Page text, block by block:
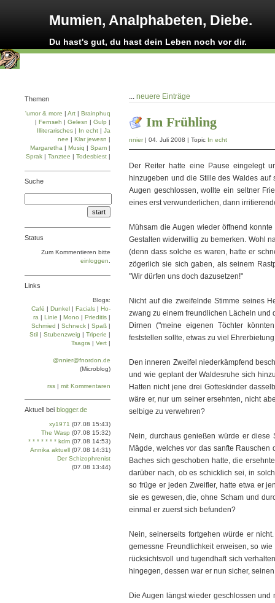
Mumien, Analphabeten, Diebe.
Du hast's gut, du hast dein Leben noch vor dir.
... neuere Einträge
Im Frühling
nnier| 04. Juli 2008 | Topic In echt
Der Reiter hatte eine Pause eingelegt
hinzugeben und die Stille des Waldes
Augen geschlossen, wollte ein seltner
eines erst verwunderlichen, dann
Mühsam die Augen wieder öffnend
Gestalten widerwillig zu bemerken. Wohl
(denn dass solche es waren, hatte er
zögerlich sie sich gaben, als seinem
"Wir dürfen uns doch dazusetzen!"
Nicht auf die zweifelnde Stimme seines
zwang zu einem freundlichen Lächeln und
Dirnen ("meine eigenen Töchter
feststellen sollte, etwas zu viel
Den inneren Zweifel niederkämpfend
und wie geplant der Waldesruhe sich
Hatten nicht jene drei Gotteskinder
wäre er, nur um seiner ersehnten, nicht
selbige zu verwehren?
Nein, durchaus genießen würde er
Mägde, welches vor das sanfte
Baches sich geschoben hatte, die
darüber nach, ob es schicklich sei, in
so früge er jeden Zweifler, hatte etwa er
sie es gewesen, die, ohne Scham und
einmal er zuerst sich befunden?
Nein, seinerseits fortgehen würde er
gemessne Freundlichkeit erweisen, so
rücksichtsvoll und tugendhaft sich
hingegen, dessen war er nun sicher,
Die Augen längst wieder geschlossen
Themen
'umor & more | Art | Brainphuq
| Fernseh | Gelesn | Gulp |
Illiterarisches | In echt | Ja
nee | Klar jewesn |
Margaretha | Musiq | Spam |
Sprak | Tanztee | Todesbiest |
Suche
Status
Zum Kommentieren bitte
einloggen
Links
Blogs:
Café | Dun­kel | Facials | Ho­
ra | Linie | Mo­no | Prie­di­tis |
Schmied | Schneck | Spaß |
Stil | Stu­ben­zweig | Tri­pe­rie |
Tsa­gra | Vert |
@nnier@fnordon.de
(Microblog)
rss | mit Kommentaren
Aktuell bei blogger.de
xy1971 (07.08 15:43)
The Wasp (07.08 15:32)
* * * * * * * kdm (07.08 14:53)
Annika aktuell (07.08 14:31)
Der Schizophrenist
(07.08 13:44)